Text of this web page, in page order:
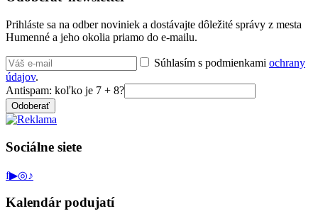
Prihláste sa na odber noviniek a dostávajte dôležité správy z mesta
Humenné a jeho okolia priamo do e-mailu.
Súhlasím s podmienkami ochrany
údajov.
Antispam: koľko je 7 + 8?
Odoberať
Sociálne siete
f▶◎♪
Kalendár podujatí